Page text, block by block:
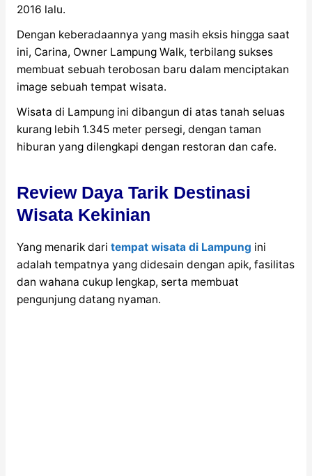
2016 lalu.
Dengan keberadaannya yang masih eksis hingga saat
ini, Carina, Owner Lampung Walk, terbilang sukses
membuat sebuah terobosan baru dalam menciptakan
image sebuah tempat wisata.
Wisata di Lampung ini dibangun di atas tanah seluas
kurang lebih 1.345 meter persegi, dengan taman
hiburan yang dilengkapi dengan restoran dan cafe.
Review Daya Tarik Destinasi
Wisata Kekinian
Yang menarik dari tempat wisata di Lampung ini
adalah tempatnya yang didesain dengan apik, fasilitas
dan wahana cukup lengkap, serta membuat
pengunjung datang nyaman.